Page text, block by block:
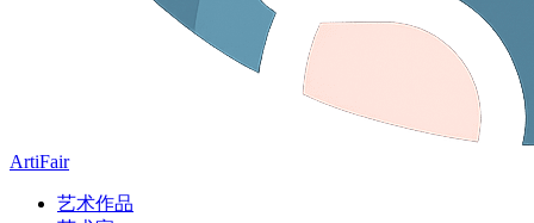
ArtiFair
艺术作品